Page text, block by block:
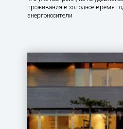
проживания в холодное время
энергоносители.